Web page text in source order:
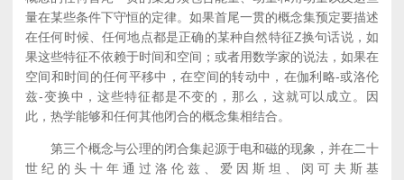
量在某些条件下守恒的定律。如果首尾一贯的概念集预定要描述
在任何时候、任何地点都是正确的某种自然特征Z换句话说，如
果这些特征不依赖于时间和空间；或者用数学家的说法，如果在
空间和时间的任何平移中，在空间的转动中，在伽利略-或洛伦
兹-变换中，这些特征都是不变的，那么，这就可以成立。因
此，热学能够和任何其他闭合的概念集相结合。
第三个概念与公理的闭合集起源于电和磁的现象，并在二十
世纪的头十年通过洛伦兹、爱因斯坦、闵可夫斯基